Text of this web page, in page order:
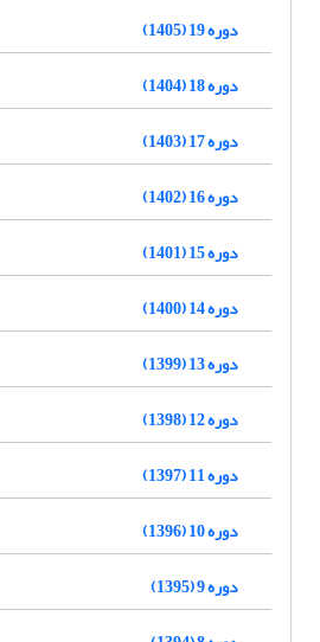
دوره 19 (1405)
دوره 18 (1404)
دوره 17 (1403)
دوره 16 (1402)
دوره 15 (1401)
دوره 14 (1400)
دوره 13 (1399)
دوره 12 (1398)
دوره 11 (1397)
دوره 10 (1396)
دوره 9 (1395)